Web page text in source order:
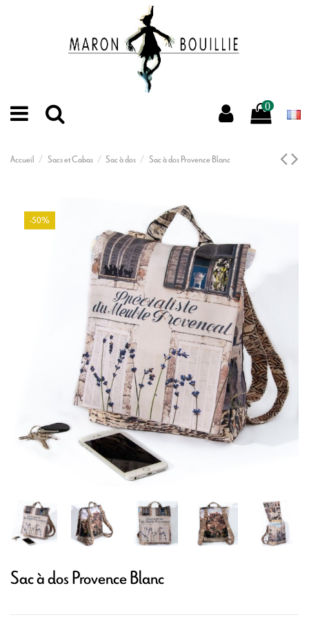
0
Accueil Sacs et Cabas Sac à dos Sac à dos Provence Blanc
-50%
Sac à dos Provence Blanc